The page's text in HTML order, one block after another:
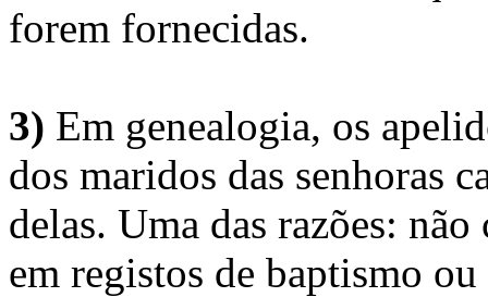
forem fornecidas.
3) Em genealogia, os
dos maridos das senhoras
delas. Uma das razões:
em registos de baptismo